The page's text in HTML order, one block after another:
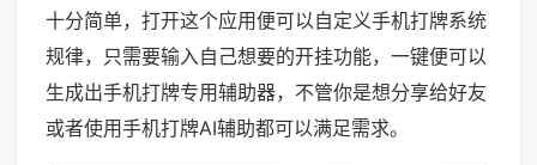
十分简单，打开这个应用便可以自定义手机打牌系统
规律，只需要输入自己想要的开挂功能，一键便可以
生成出手机打牌专用辅助器，不管你是想分享给好友
或者使用手机打牌AI辅助都可以满足需求。